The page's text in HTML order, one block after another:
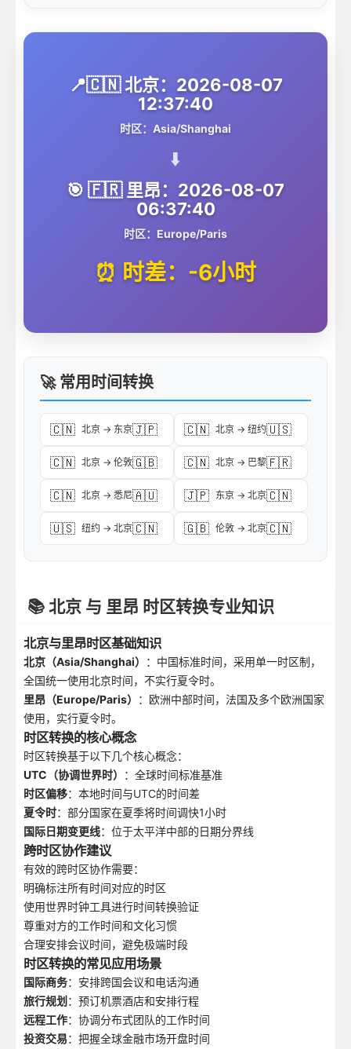
📍🇨🇳 北京：2026-08-07
12:37:40
时区：Asia/Shanghai
⬇️
🎯 🇫🇷 里昂：2026-08-07
06:37:40
时区：Europe/Paris
⏰ 时差：-6小时
🚀 常用时间转换
🇨🇳 北京 → 东京🇯🇵 🇨🇳 北京 → 纽约🇺🇸
🇨🇳 北京 → 伦敦🇬🇧 🇨🇳 北京 → 巴黎🇫🇷
🇨🇳 北京 → 悉尼🇦🇺 🇯🇵 东京 → 北京🇨🇳
🇺🇸 纽约 → 北京🇨🇳 🇬🇧 伦敦 → 北京🇨🇳
📚 北京 与 里昂 时区转换专业知识
北京与里昂时区基础知识
北京（Asia/Shanghai）
：中国标准时间，采用单一时区制，
全国统一使用北京时间，不实行夏令时。
里昂（Europe/Paris）
：欧洲中部时间，法国及多个欧洲国家
使用，实行夏令时。
时区转换的核心概念
时区转换基于以下几个核心概念：
UTC（协调世界时）
：全球时间标准基准
时区偏移：本地时间与UTC的时间差
夏令时：部分国家在夏季将时间调快1小时
国际日期变更线：位于太平洋中部的日期分界线
跨时区协作建议
有效的跨时区协作需要：
明确标注所有时间对应的时区
使用世界时钟工具进行时间转换验证
尊重对方的工作时间和文化习惯
合理安排会议时间，避免极端时段
时区转换的常见应用场景
国际商务：安排跨国会议和电话沟通
旅行规划 ：预订机票酒店和安排行程
远程工作：协调分布式团队的工作时间
投资交易：把握全球金融市场开盘时间